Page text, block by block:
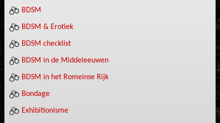
BDSM
BDSM & Erotiek
BDSM checklist
BDSM in de Middeleeuwen
BDSM in het Romeinse Rijk
Bondage
Exhibitionisme